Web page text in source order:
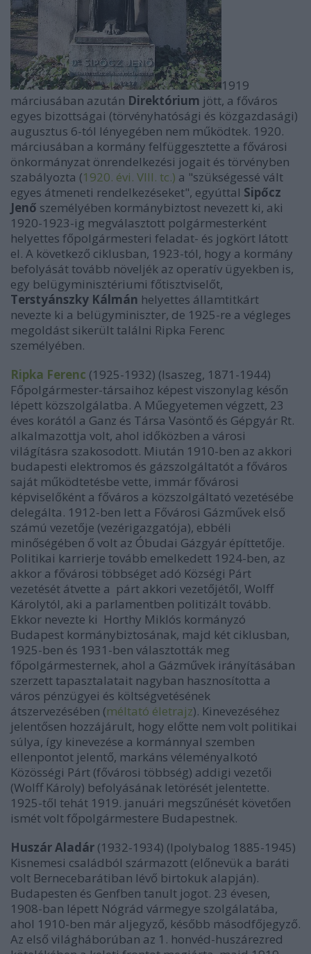
1919
márciusában azután Direktórium jött, a főváros
egyes bizottságai (törvényhatósági és közgazdasági)
augusztus 6-tól lényegében nem működtek. 1920.
márciusában a kormány felfüggesztette a fővárosi
önkormányzat önrendelkezési jogait és törvényben
szabályozta (1920. évi. VIII. tc.) a "szükségessé vált
egyes átmeneti rendelkezéseket", egyúttal Sipőcz
Jenő személyében kormánybiztost nevezett ki, aki
1920-1923-ig megválasztott polgármesterként
helyettes főpolgármesteri feladat- és jogkört látott
el. A következő ciklusban, 1923-tól, hogy a kormány
befolyását tovább növeljék az operatív ügyekben is,
egy belügyminisztériumi főtisztviselőt,
Terstyánszky Kálmán helyettes államtitkárt
nevezte ki a belügyminiszter, de 1925-re a végleges
megoldást sikerült találni Ripka Ferenc
személyében.
Ripka Ferenc (1925-1932) (Isaszeg, 1871-1944)
Főpolgármester-társaihoz képest viszonylag későn
lépett közszolgálatba. A Műegyetemen végzett, 23
éves korától a Ganz és Társa Vasöntő és Gépgyár Rt.
alkalmazottja volt, ahol időközben a városi
világításra szakosodott. Miután 1910-ben az akkori
budapesti elektromos és gázszolgáltatót a főváros
saját működtetésbe vette, immár fővárosi
képviselőként a főváros a közszolgáltató vezetésébe
delegálta. 1912-ben lett a Fővárosi Gázművek első
számú vezetője (vezérigazgatója), ebbéli
minőségében ő volt az Óbudai Gázgyár építtetője.
Politikai karrierje tovább emelkedett 1924-ben, az
akkor a fővárosi többséget adó Községi Párt
vezetését átvette a párt akkori vezetőjétől, Wolff
Károlytól, aki a parlamentben politizált tovább.
Ekkor nevezte ki Horthy Miklós kormányzó
Budapest kormánybiztosának, majd két ciklusban,
1925-ben és 1931-ben választották meg
főpolgármesternek, ahol a Gázművek irányításában
szerzett tapasztalatait nagyban hasznosította a
város pénzügyei és költségvetésének
átszervezésében (méltató életrajz). Kinevezéséhez
jelentősen hozzájárult, hogy előtte nem volt politikai
súlya, így kinevezése a kormánnyal szemben
ellenpontot jelentő, markáns véleményalkotó
Közösségi Párt (fővárosi többség) addigi vezetői
(Wolff Károly) befolyásának letörését jelentette.
1925-től tehát 1919. januári megszűnését követően
ismét volt főpolgármestere Budapestnek.
Huszár Aladár (1932-1934) (Ipolybalog 1885-1945)
Kisnemesi családból származott (előnevük a baráti
volt Bernecebarátiban lévő birtokuk alapján).
Budapesten és Genfben tanult jogot. 23 évesen,
1908-ban lépett Nógrád vármegye szolgálatába,
ahol 1910-ben már aljegyző, később másodfőjegyző.
Az első világháborúban az 1. honvéd-huszárezred